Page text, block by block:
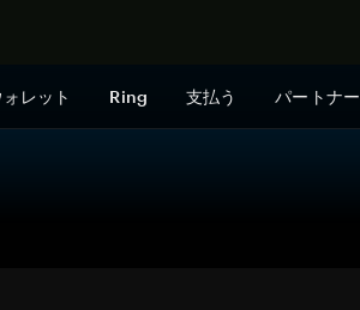
ォレット Ring 支払う パートナー